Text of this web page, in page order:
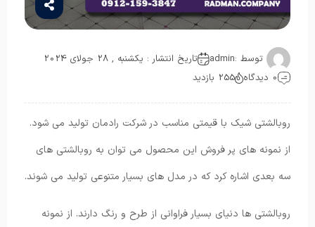
توسط :admin
تاریخ انتشار : یکشنبه , 28 جولای 2024
0 دیدگاه
255 بازدید
روبالشتی شیک با قیمتی مناسب در شرکت رادمان تولید می شود.
از نمونه های پر فروش این محصول می توان به روبالشتی های
سه بعدی اشاره کرد که در مدل های بسیار متنوعی تولید می شوند.
روبالشتی ها دنیای بسیار فراوانی از طرح و رنگ دارند. از نمونه